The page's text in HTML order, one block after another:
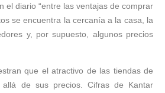
el diario “entre las ventajas de comprar
se encuentra la cercanía a la casa, la
y, por supuesto, algunos precios
que el atractivo de las tiendas de
de sus precios. Cifras de Kantar